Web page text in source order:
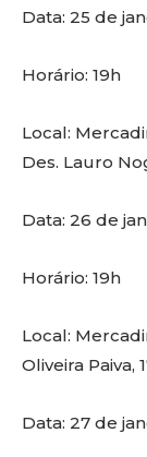
Data: 25 de
Horário: 19h
Local:
Des. Lauro
Data: 26 de
Horário: 19h
Local:
Oliveira Paiva,
Data: 27 de